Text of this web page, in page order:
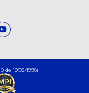
de 19/02/1998)